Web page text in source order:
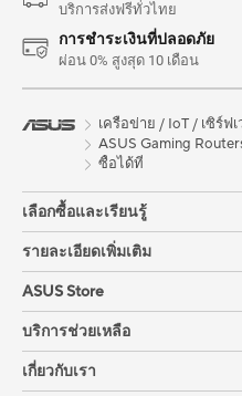
บริการส่งฟรีทั่วไทย
การชำระเงินที่ปลอดภัย
ผ่อน 0% สูงสุด 10 เดือน
เครือข่าย / IoT / เซิร์ฟเ
ASUS Gaming
ซื้อได้ที่
เลือกซื้อและเรียนรู้
รายละเอียดเพิ่มเติม
ASUS Store
บริการช่วยเหลือ
เกี่ยวกับเรา